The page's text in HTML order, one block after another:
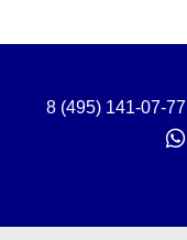
8 (495) 141-07-77